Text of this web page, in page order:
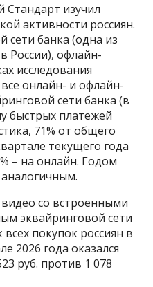
Стандарт изучил
активности россиян.
сети банка (одна из
России), офлайн-
исследования
онлайн- и офлайн-
сети банка (в
быстрых платежей
71% от общего
текущего года
– на онлайн. Годом
видео со встроенными
эквайринговой сети
покупок россиян в
2026 года оказался
руб. против 1 078